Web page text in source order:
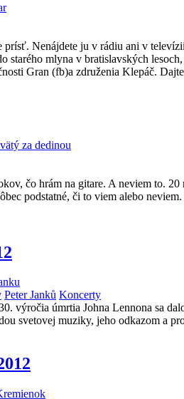
Nenájdete ju v rádiu ani v
starého mlyna v bratislavských
Gran (fb)a združenia Klepáč.
za dedinou
čo hrám na gitare. A neviem to.
podstatné, či to viem alebo
Peter Janků Koncerty
výročia úmrtia Johna Lennona sa
svetovej muziky, jeho odkazom a